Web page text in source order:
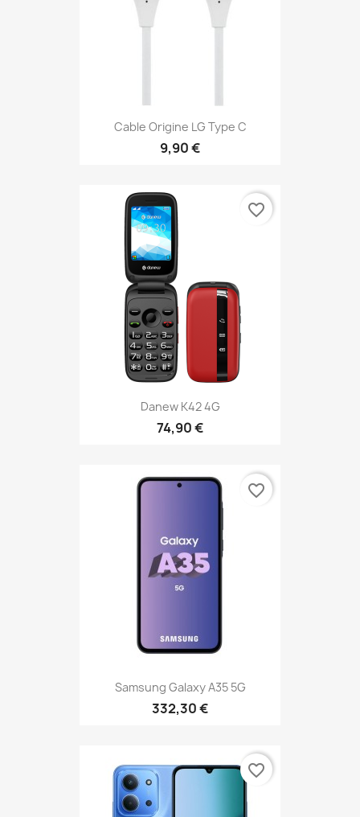
Cable Origine LG Type C
9,90 €
Danew K42 4G
74,90 €
favorite_border
Samsung Galaxy A35 5G
332,30 €
favorite_border
favorite_border